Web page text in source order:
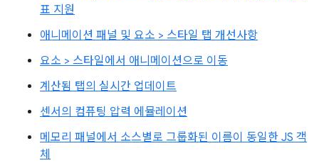
표 지원
애니메이션 패널 및 요소 > 스타일 탭 개선사항
요소 > 스타일에서 애니메이션으로 이동
계산됨 탭의 실시간 업데이트
센서의 컴퓨팅 압력 에뮬레이션
메모리 패널에서 소스별로 그룹화된 이름이 동일한 JS 객
체